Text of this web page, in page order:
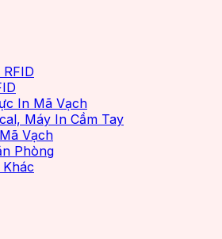
In Mã Vạch
Máy In Cầm Tay
Vạch
Phòng